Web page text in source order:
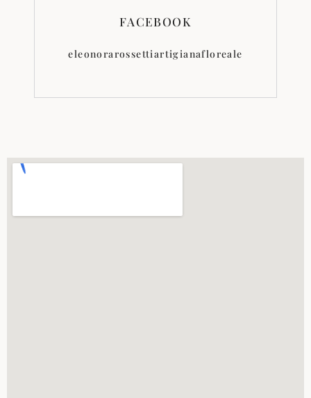
FACEBOOK
eleonorarossettiartigianafloreale